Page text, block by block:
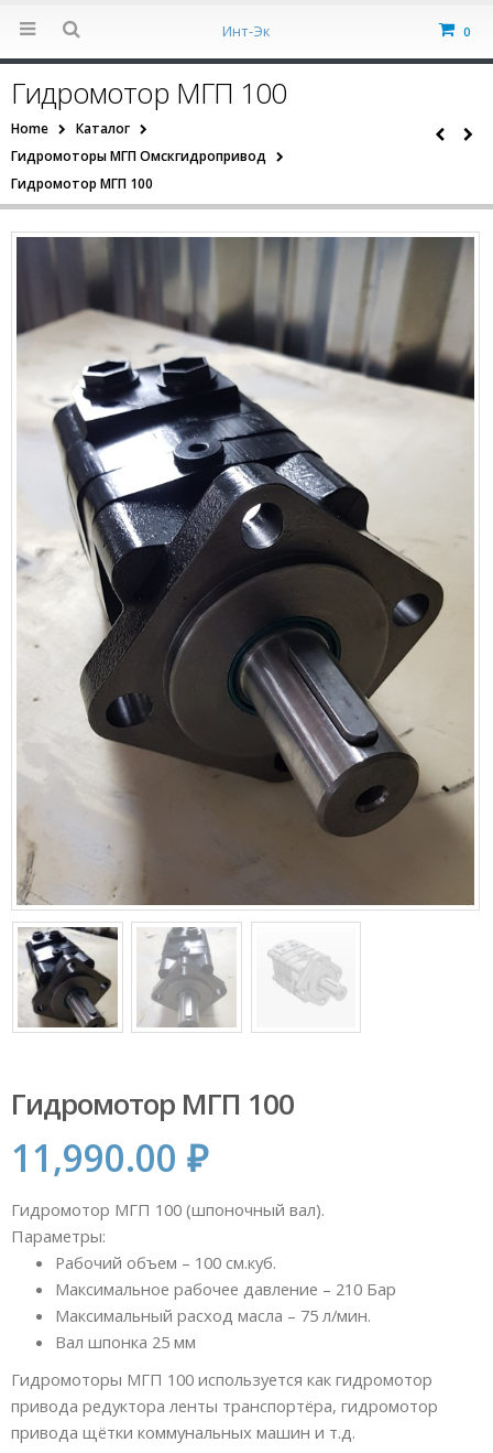
Инт-Эк 0
Гидромотор МГП 100
Home
Каталог
Гидромоторы МГП Омскгидропривод
Гидромотор МГП 100
Гидромотор МГП 100
11,990.00 ₽
Гидромотор МГП 100 (шпоночный вал).
Параметры:
Рабочий объем – 100 см.куб.
Максимальное рабочее давление – 210 Бар
Максимальный расход масла – 75 л/мин.
Вал шпонка 25 мм
Гидромоторы МГП 100 используется как гидромотор
привода редуктора ленты транспортёра, гидромотор
привода щётки коммунальных машин и т.д.